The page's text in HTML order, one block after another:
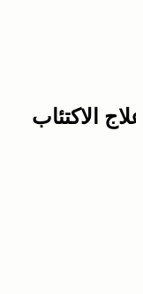
علاج الاكتئاب